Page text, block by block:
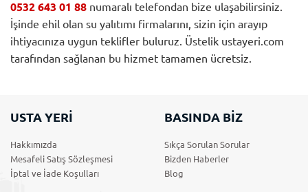
0532 643 01 88 numaralı telefondan bize ulaşabilirsiniz.
İşinde ehil olan su yalıtımı firmalarını, sizin için arayıp
ihtiyacınıza uygun teklifler buluruz. Üstelik ustayeri.com
tarafından sağlanan bu hizmet tamamen ücretsiz.
USTA YERİ
Hakkımızda
Mesafeli Satış Sözleşmesi
İptal ve İade Koşulları
BASINDA BİZ
Sıkça Sorulan Sorular
Bizden Haberler
Blog